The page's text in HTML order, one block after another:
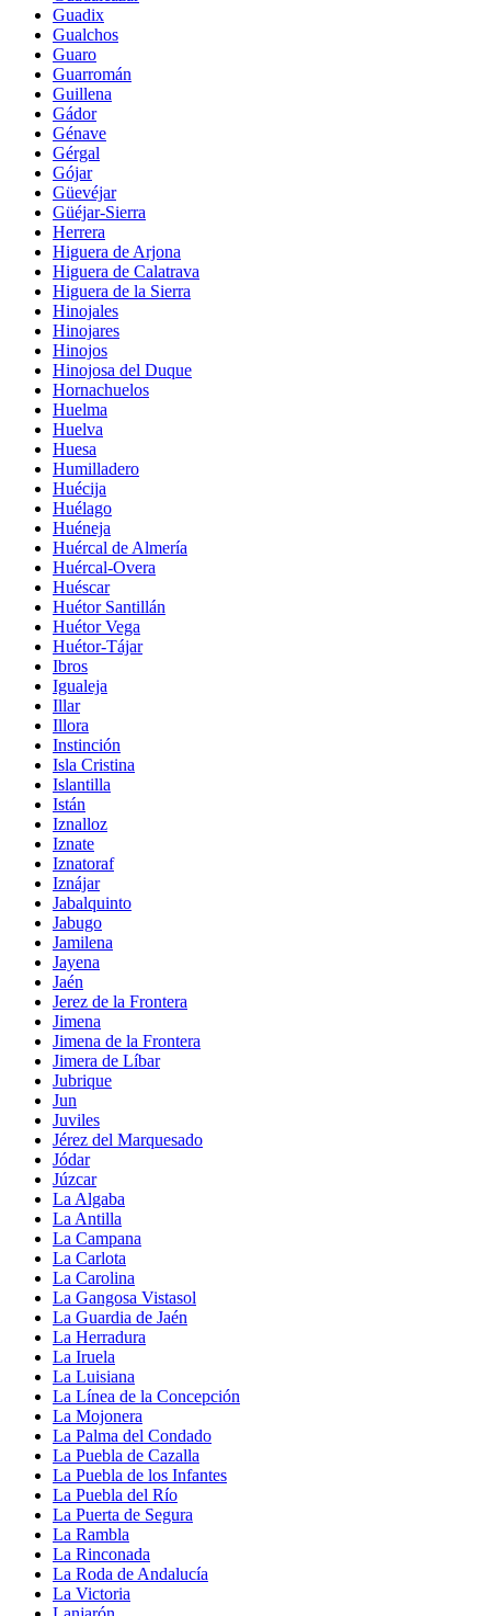
Guadix
Gualchos
Guaro
Guarromán
Guillena
Gádor
Génave
Gérgal
Gójar
Güevéjar
Güéjar-Sierra
Herrera
Higuera de Arjona
Higuera de Calatrava
Higuera de la Sierra
Hinojales
Hinojares
Hinojos
Hinojosa del Duque
Hornachuelos
Huelma
Huelva
Huesa
Humilladero
Huécija
Huélago
Huéneja
Huércal de Almería
Huércal-Overa
Huéscar
Huétor Santillán
Huétor Vega
Huétor-Tájar
Ibros
Igualeja
Illar
Illora
Instinción
Isla Cristina
Islantilla
Istán
Iznalloz
Iznate
Iznatoraf
Iznájar
Jabalquinto
Jabugo
Jamilena
Jayena
Jaén
Jerez de la Frontera
Jimena
Jimena de la Frontera
Jimera de Líbar
Jubrique
Jun
Juviles
Jérez del Marquesado
Jódar
Júzcar
La Algaba
La Antilla
La Campana
La Carlota
La Carolina
La Gangosa Vistasol
La Guardia de Jaén
La Herradura
La Iruela
La Luisiana
La Línea de la Concepción
La Mojonera
La Palma del Condado
La Puebla de Cazalla
La Puebla de los Infantes
La Puebla del Río
La Puerta de Segura
La Rambla
La Rinconada
La Roda de Andalucía
La Victoria